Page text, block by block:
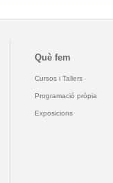
Què fem
Cursos i Tallers
Programació pròpia
Exposicions